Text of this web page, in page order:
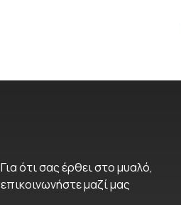
Για ότι σας έρθει στο μυαλό,
επικοινωνήστε μαζί μας